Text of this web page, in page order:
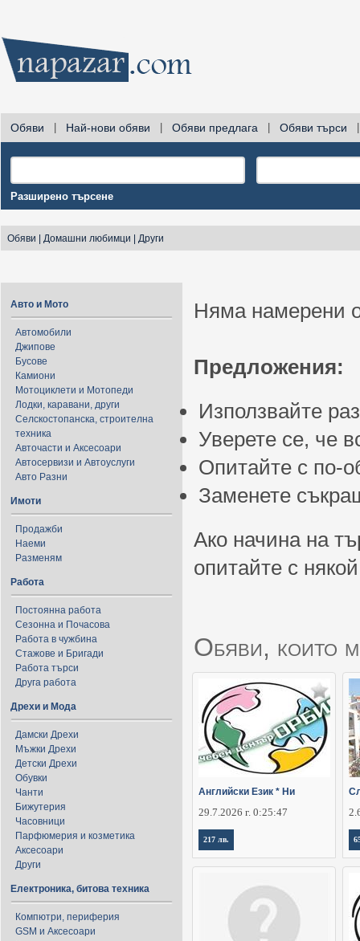
Обяви Най-нови обяви Обяви предлага Обяви търси
Разширено търсене
Обяви Домашни любимци Други
Авто и Мото
Автомобили
Джипове
Бусове
Камиони
Мотоциклети и Мотопеди
Лодки, каравани, други
Селскостопанска, строителна
техника
Авточасти и Аксесоари
Автосервизи и Автоуслуги
Авто Разни
Имоти
Продажби
Наеми
Разменям
Работа
Постоянна работа
Сезонна и Почасова
Работа в чужбина
Стажове и Бригади
Работа търси
Друга работа
Дрехи и Мода
Дамски Дрехи
Мъжки Дрехи
Детски Дрехи
Обувки
Чанти
Бижутерия
Часовници
Парфюмерия и козметика
Аксесоари
Други
Електроника, битова техника
Компютри, периферия
GSM и Аксесоари
Няма намерени
Предложения:
Използвайте
Уверете се, че
Опитайте с по-
Заменете
Ако начина на
опитайте с
Обяви, които
Английски Език * Ни
29.7.2026 г. 0:25:47
217 лв.